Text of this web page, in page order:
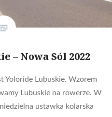
– Nowa Sól 2022
Yoloride Lubuskie. Wzorem
Lubuskie na rowerze. W
ustawka kolarska